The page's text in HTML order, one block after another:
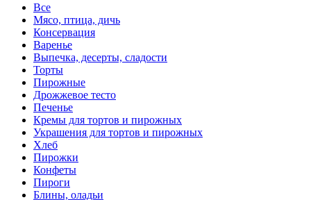
Все
Мясо, птица, дичь
Консервация
Варенье
Выпечка, десерты, сладости
Торты
Пирожные
Дрожжевое тесто
Печенье
Кремы для тортов и пирожных
Украшения для тортов и пирожных
Хлеб
Пирожки
Конфеты
Пироги
Блины, оладьи